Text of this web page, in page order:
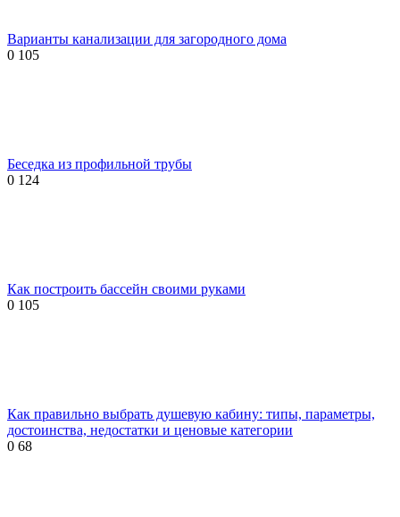
Варианты канализации для загородного дома
0 105
Беседка из профильной трубы
0 124
Как построить бассейн своими руками
0 105
Как правильно выбрать душевую кабину: типы, параметры,
достоинства, недостатки и ценовые категории
0 68